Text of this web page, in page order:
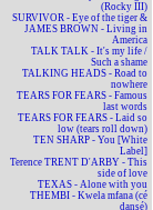
(Rocky III)
SURVIVOR - Eye of the tiger &
JAMES BROWN - Living in
America
TALK TALK - It's my life /
Such a shame
TALKING HEADS - Road to
nowhere
TEARS FOR FEARS - Famous
last words
TEARS FOR FEARS - Laid so
low (tears roll down)
TEN SHARP - You [White
Label]
Terence TRENT D'ARBY - This
side of love
TEXAS - Alone with you
THEMBI - Kwela mfana (cé
dansé)